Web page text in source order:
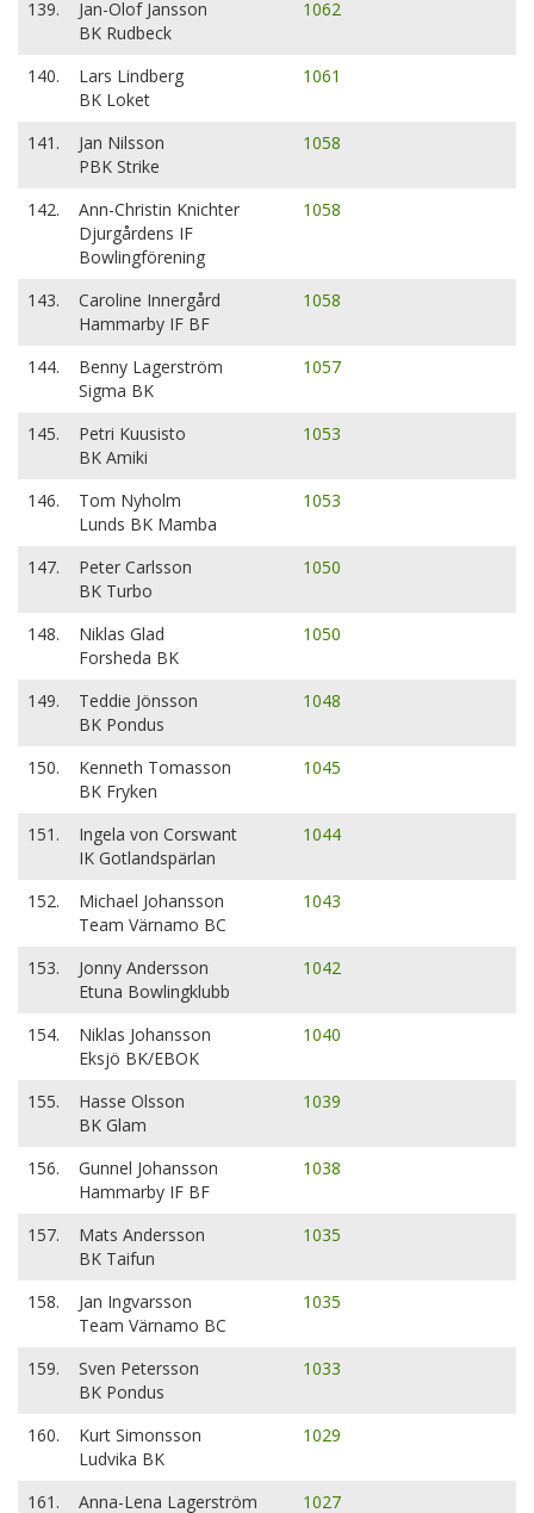
139.
Jan-Olof Jansson
BK Rudbeck
1062
140.
Lars Lindberg
BK Loket
1061
141.
Jan Nilsson
PBK Strike
1058
142.
Ann-Christin Knichter
Djurgårdens IF
Bowlingförening
1058
143.
Caroline Innergård
Hammarby IF BF
1058
144.
Benny Lagerström
Sigma BK
1057
145.
Petri Kuusisto
BK Amiki
1053
146.
Tom Nyholm
Lunds BK Mamba
1053
147.
Peter Carlsson
BK Turbo
1050
148.
Niklas Glad
Forsheda BK
1050
149.
Teddie Jönsson
BK Pondus
1048
150.
Kenneth Tomasson
BK Fryken
1045
151.
Ingela von Corswant
IK Gotlandspärlan
1044
152.
Michael Johansson
Team Värnamo BC
1043
153.
Jonny Andersson
Etuna Bowlingklubb
1042
154.
Niklas Johansson
Eksjö BK/EBOK
1040
155.
Hasse Olsson
BK Glam
1039
156.
Gunnel Johansson
Hammarby IF BF
1038
157.
Mats Andersson
BK Taifun
1035
158.
Jan Ingvarsson
Team Värnamo BC
1035
159.
Sven Petersson
BK Pondus
1033
160.
Kurt Simonsson
Ludvika BK
1029
161.
Anna-Lena Lagerström
1027